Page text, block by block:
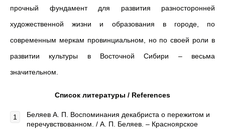
прочный фундамент для развития разносторонней
художественной жизни и образования в городе, по
современным меркам провинциальном, но по своей роли в
развитии культуры в Восточной Сибири – весьма
значительном.
Список литературы / References
Беляев А. П. Воспоминания декабриста о пережитом и
перечувствованном. / А. П. Беляев. – Красноярское